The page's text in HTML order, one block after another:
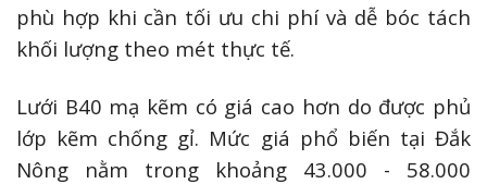
phù hợp khi cần tối ưu chi phí và dễ bóc tách
khối lượng theo mét thực tế.
Lưới B40 mạ kẽm có giá cao hơn do được phủ
lớp kẽm chống gỉ. Mức giá phổ biến tại Đắk
Nông nằm trong khoảng 43.000 - 58.000